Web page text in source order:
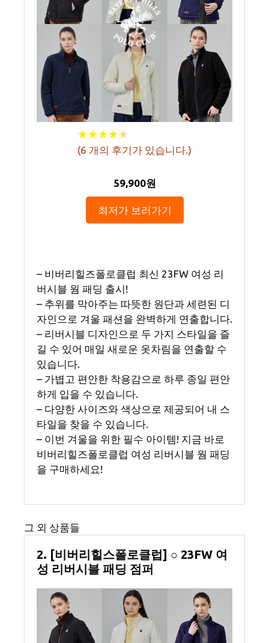
★★★★★
★★★★★
(6 개의 후기가 있습니다.)
59,900원
최저가 보러가기
– 비버리힐즈폴로클럽 최신 23FW 여성 리
버시블 웜 패딩 출시!
– 추위를 막아주는 따뜻한 원단과 세련된 디
자인으로 겨울 패션을 완벽하게 연출합니다.
– 리버시블 디자인으로 두 가지 스타일을 즐
길 수 있어 매일 새로운 옷차림을 연출할 수
있습니다.
– 가볍고 편안한 착용감으로 하루 종일 편안
하게 입을 수 있습니다.
– 다양한 사이즈와 색상으로 제공되어 내 스
타일을 찾을 수 있습니다.
– 이번 겨울을 위한 필수 아이템! 지금 바로
비버리힐즈폴로클럽 여성 리버시블 웜 패딩
을 구매하세요!
그 외 상품들
2. [비버리힐스폴로클럽] ○ 23FW 여
성 리버시블 패딩 점퍼